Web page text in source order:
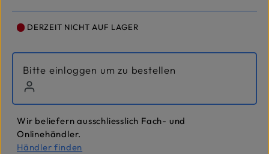
DERZEIT NICHT AUF LAGER
Bitte einloggen um zu bestellen
Wir beliefern ausschliesslich Fach- und
Onlinehändler.
Händler finden